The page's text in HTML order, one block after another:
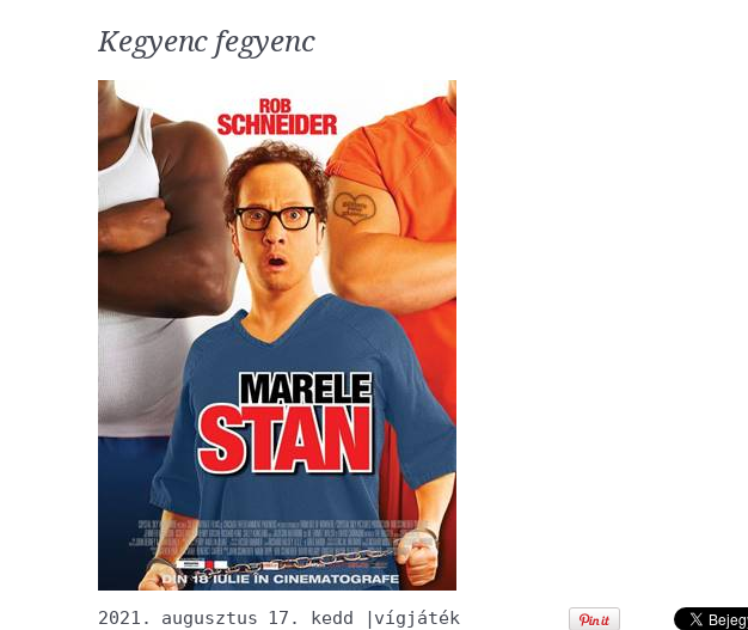
Kegyenc fegyenc
2021. augusztus 17. kedd |vígjáték